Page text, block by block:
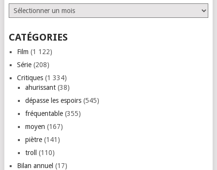
Archives
CATÉGORIES
Film (1 122)
Série(208)
Critiques(1 334)
ahurissant(38)
dépasse les espoirs(545)
fréquentable(355)
moyen (167)
piètre(141)
troll
(110)
Bilan annuel (17)